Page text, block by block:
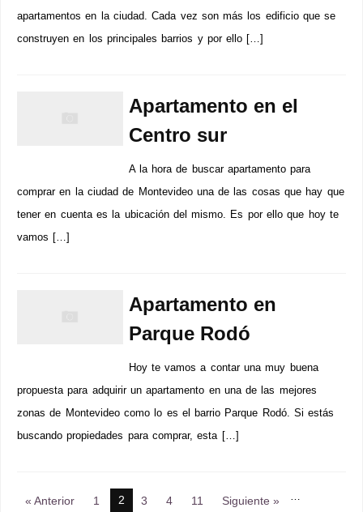
apartamentos en la ciudad. Cada vez son más los edificio que se
construyen en los principales barrios y por ello […]
Apartamento en el
Centro sur
A la hora de buscar apartamento para
comprar en la ciudad de Montevideo una de las cosas que hay que
tener en cuenta es la ubicación del mismo. Es por ello que hoy te
vamos […]
Apartamento en
Parque Rodó
Hoy te vamos a contar una muy buena
propuesta para adquirir un apartamento en una de las mejores
zonas de Montevideo como lo es el barrio Parque Rodó. Si estás
buscando propiedades para comprar, esta […]
« Anterior 1 2 3 4 …
11
Siguiente »